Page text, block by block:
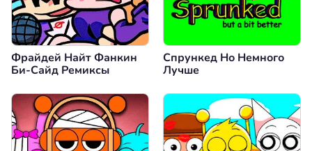
Фрайдей Найт Фанкин
Би-Сайд Ремиксы
Спрункед Но Немного
Лучше